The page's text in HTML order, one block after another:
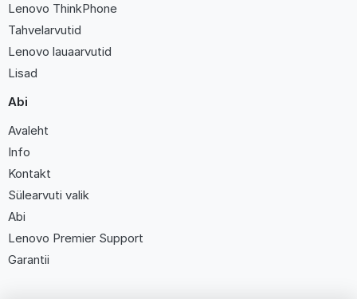
Lenovo ThinkPhone
Tahvelarvutid
Lenovo lauaarvutid
Lisad
Abi
Avaleht
Info
Kontakt
Sülearvuti valik
Abi
Lenovo Premier Support
Garantii